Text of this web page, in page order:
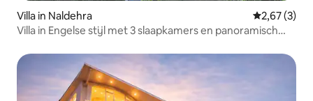
Villa in Naldehra
2,67 (3)
Villa in Engelse stijl met 3 slaapkamers en panoramisch